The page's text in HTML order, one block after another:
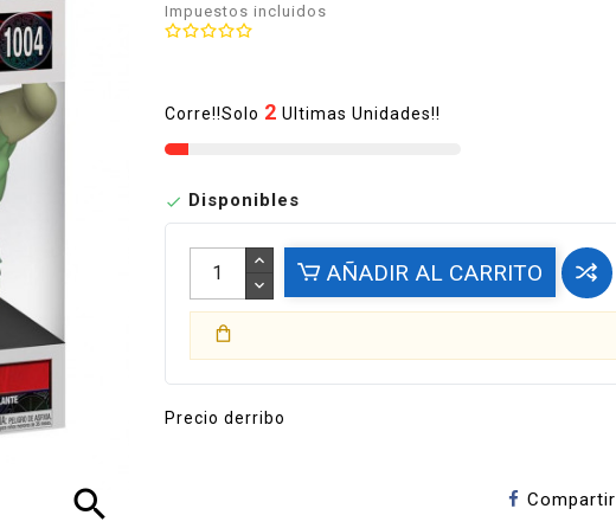
search
Impuestos incluidos
Corre!!Solo 2 Ultimas Unidades!!
 Disponibles
AÑADIR AL CARRITO
Precio derribo
Compartir